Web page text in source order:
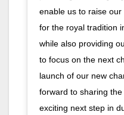
enable us to raise
for the royal tradition
while also providing
to focus on the next
launch of our new
forward to sharing
exciting next step in